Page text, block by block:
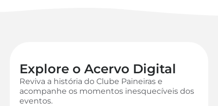
Explore o Acervo Digital
Reviva a história do Clube Paineiras e
acompanhe os momentos inesquecíveis dos
eventos.